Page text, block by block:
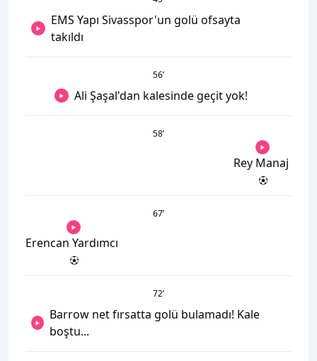
EMS Yapı Sivasspor'un golü ofsayta
takıldı
56’
Ali Şaşal'dan kalesinde geçit yok!
58’
Rey Manaj
67’
Erencan Yardımcı
72’
Barrow net fırsatta golü bulamadı! Kale
boştu...